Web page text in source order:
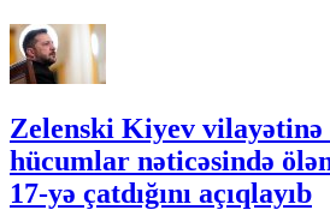
Zelenski Kiyev vilayətinə
hücumlar nəticəsində
17-yə çatdığını açıqlayıb